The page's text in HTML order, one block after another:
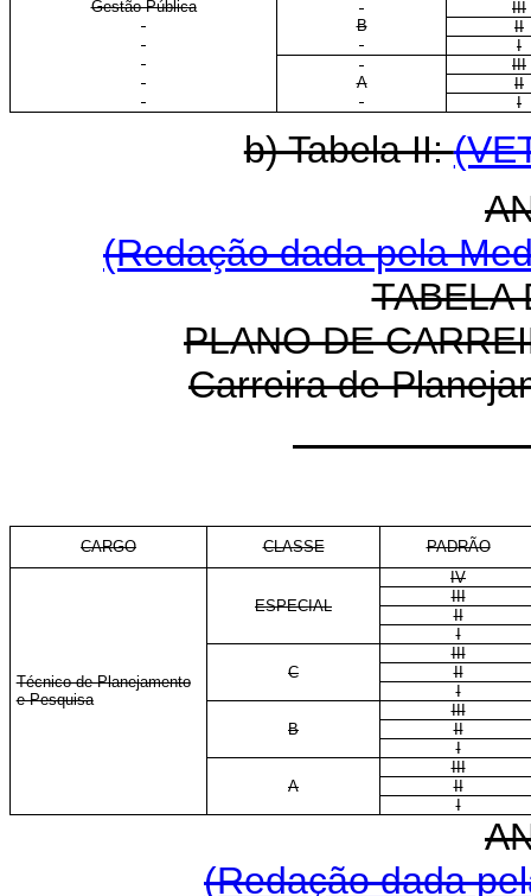
Gestão Pública
III
B
II
I
III
A
II
I
b) Tabela II:
(Redação dada pela
TABELA
PLANO DE
Carreira de
CARGO CLASSE PADRÃO
Técnico de Planejamento
e Pesquisa
ESPECIAL
IV
III
II
I
C
III
II
I
B
III
II
I
A
III
II
I
(Redação dada